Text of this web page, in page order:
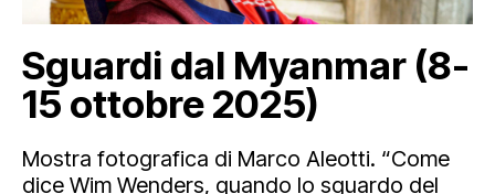
Sguardi dal Myanmar (8-
15 ottobre 2025)
Mostra fotografica di Marco Aleotti. “Come
dice Wim Wenders, quando lo sguardo del